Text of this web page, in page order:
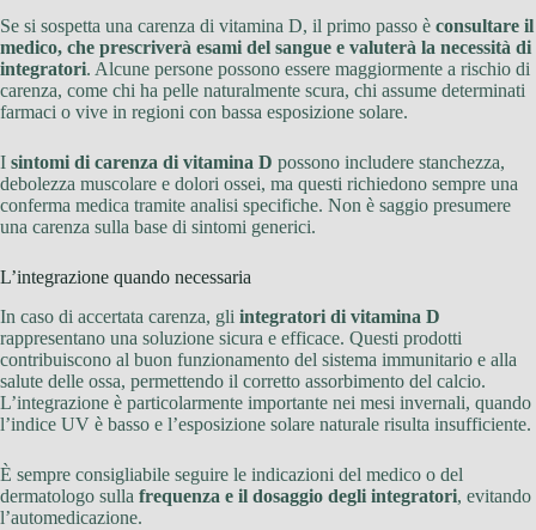
Se si sospetta una carenza di vitamina D, il primo passo è consultare il
medico, che prescriverà esami del sangue e valuterà la necessità di
integratori. Alcune persone possono essere maggiormente a rischio di
carenza, come chi ha pelle naturalmente scura, chi assume determinati
farmaci o vive in regioni con bassa esposizione solare.
I sintomi di carenza di vitamina D possono includere stanchezza,
debolezza muscolare e dolori ossei, ma questi richiedono sempre una
conferma medica tramite analisi specifiche. Non è saggio presumere
una carenza sulla base di sintomi generici.
L’integrazione quando necessaria
In caso di accertata carenza, gli integratori di vitamina D
rappresentano una soluzione sicura e efficace. Questi prodotti
contribuiscono al buon funzionamento del sistema immunitario e alla
salute delle ossa, permettendo il corretto assorbimento del calcio.
L’integrazione è particolarmente importante nei mesi invernali, quando
l’indice UV è basso e l’esposizione solare naturale risulta insufficiente.
È sempre consigliabile seguire le indicazioni del medico o del
dermatologo sulla frequenza e il dosaggio degli integratori, evitando
l’automedicazione.